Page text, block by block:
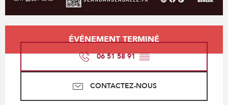
Ouverture et coordonnées
ÉVÉNEMENT TERMINÉ
06 51 58 91▒▒
CONTACTEZ-NOUS